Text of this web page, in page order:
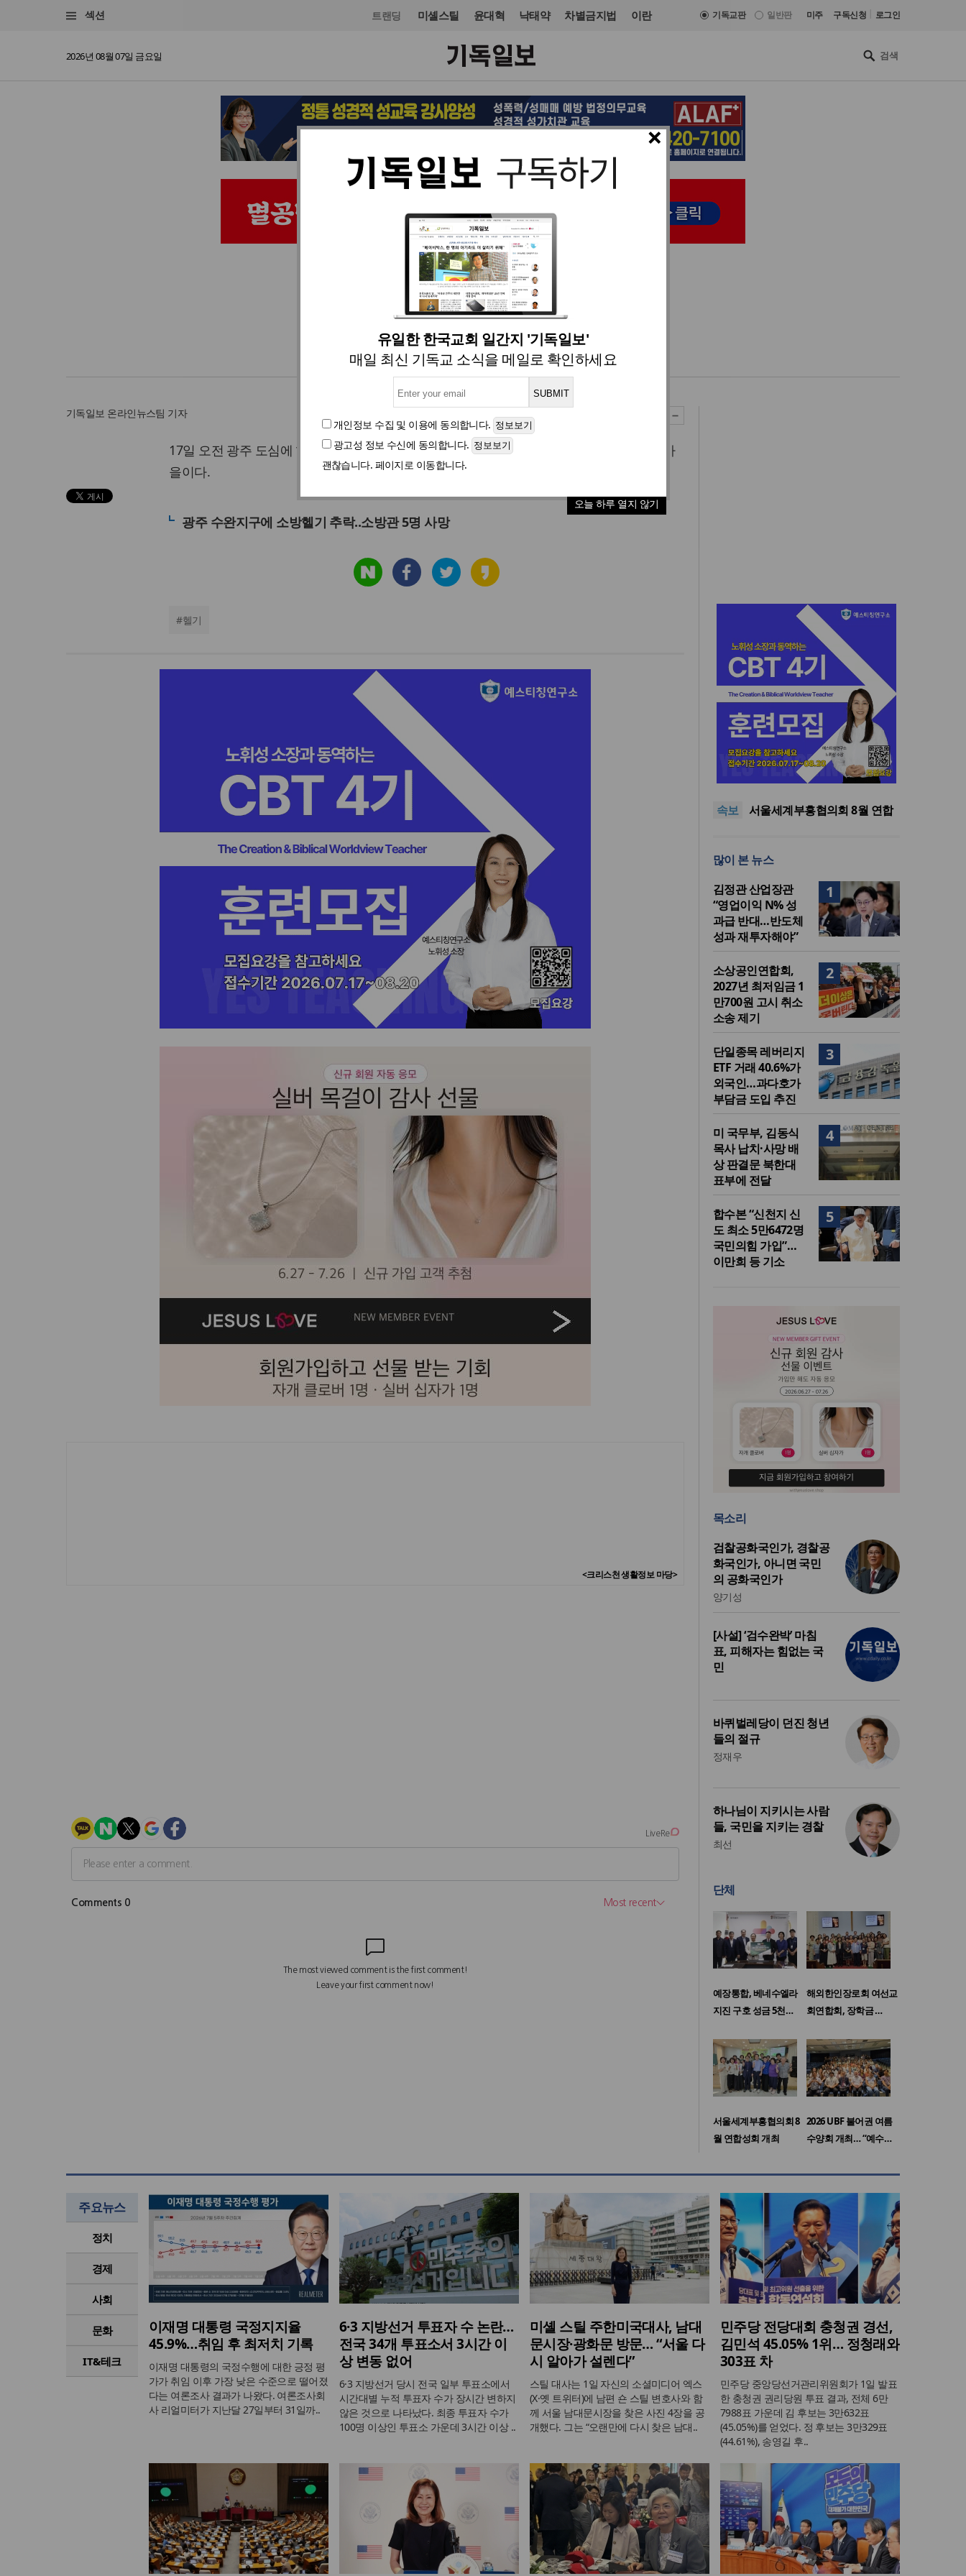
섹션 트랜딩 미셸스틸 윤대혁 낙태약 차별금지법 이란 기독교판 일반판 미주 구독신청 로그인
2026년 08월 07일 금요일
×
유일한 한국교회 일간지 '기독일보'
매일 최신 기독교 소식을 메일로 확인하세요
개인정보 수집 및 이용에 동의합니다.
광고성 정보 수신에 동의합니다.
괜찮습니다. 페이지로 이동합니다.
오늘 하루 열지 않기
사건·사고 사건·사고 입력 2014. 07. 17 11:06
[속보] 광주 도심에 헬기 추락
기독일보 온라인뉴스팀 기자
17일 오전 광주 도심에 헬기가 추락하는 사고가 발생했다. 추락 장소는 광산구 장덕동 고실마
을이다.
광주 수완지구에 소방헬기 추락..소방관 5명 사망
#헬기
<크리스천 생활정보 마당>
속보
“한국 복음의 시작에는 미국보
다 먼저 일본이 있었습니다”
“기도로 시작한 스틸 美 대사,
중단하라”
서울세계부흥협의회 8월 연합
협력
다 먼저 일본이 있었습니다”
“기도로 시작한 스틸 美 대사,
한미동맹의 가교 되어주길”
많이 본 뉴스
1
김정관 산업장관
“영업이익 N% 성
과급 반대…반도체
성과 재투자해야”
2
소상공인연합회,
2027년 최저임금 1
만700원 고시 취소
소송 제기
3
단일종목 레버리지
ETF 거래 40.6%가
외국인…과다호가
부담금 도입 추진
4
미 국무부, 김동식
목사 납치·사망 배
상 판결문 북한대
표부에 전달
5
합수본 “신천지 신
도 최소 5만6472명
국민의힘 가입”…
이만희 등 기소
목소리
검찰공화국인가, 경찰공
화국인가, 아니면 국민
의 공화국인가
양기성
[사설] ‘검수완박’ 마침
표, 피해자는 힘없는 국
민
바퀴벌레당이 던진 청년
들의 절규
정재우
하나님이 지키시는 사람
들, 국민을 지키는 경찰
최선
단체
예장통합, 베네수엘라
지진 구호 성금 5천…
해외한인장로회 여선교
회연합회, 장학금 …
서울세계부흥협의회 8
월 연합성회 개최
2026 UBF 불어권 여름
수양회 개최… “예수…
주요뉴스
정치
경제
사회
문화
IT&테크
이재명 대통령 국정지지율
45.9%…취임 후 최저치 기록
이재명 대통령의 국정수행에 대한 긍정 평
가가 취임 이후 가장 낮은 수준으로 떨어졌
다는 여론조사 결과가 나왔다. 여론조사회
사 리얼미터가 지난달 27일부터 31일까..
6·3 지방선거 투표자 수 논란…
전국 34개 투표소서 3시간 이
상 변동 없어
6·3 지방선거 당시 전국 일부 투표소에서
시간대별 누적 투표자 수가 장시간 변하지
않은 것으로 나타났다. 최종 투표자 수가
100명 이상인 투표소 가운데 3시간 이상 ..
미셸 스틸 주한미국대사, 남대
문시장·광화문 방문… “서울 다
시 알아가 설렌다”
스틸 대사는 1일 자신의 소셜미디어 엑스
(X·옛 트위터)에 남편 숀 스틸 변호사와 함
께 서울 남대문시장을 찾은 사진 4장을 공
개했다. 그는 “오랜만에 다시 찾은 남대..
민주당 전당대회 충청권 경선,
김민석 45.05% 1위… 정청래와
303표 차
민주당 중앙당선거관리위원회가 1일 발표
한 충청권 권리당원 투표 결과, 전체 6만
7988표 가운데 김 후보는 3만632표
(45.05%)를 얻었다. 정 후보는 3만329표
(44.61%), 송영길 후..